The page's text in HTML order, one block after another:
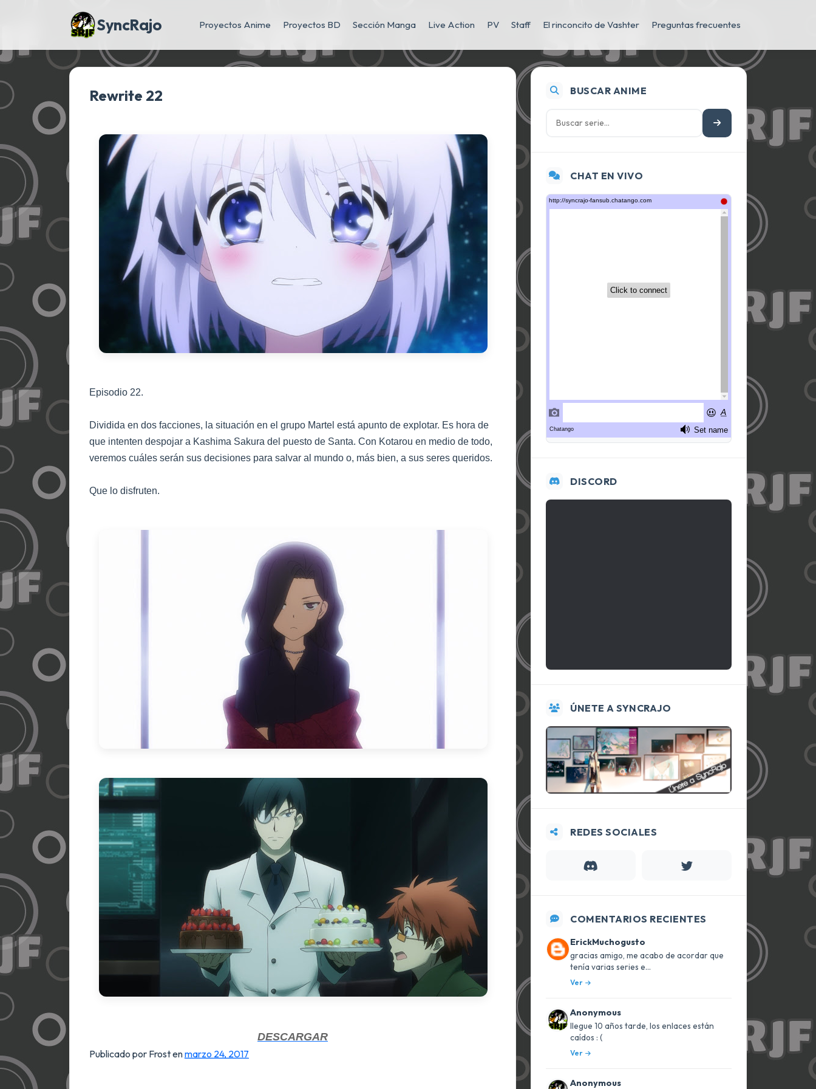
SyncRajo Proyectos Anime Proyectos BD Sección Manga Live Action PV Staff El rinconcito de Vashter Preguntas frecuentes
Rewrite 22
Episodio 22.
Dividida en dos facciones, a situación en el grupo Martel está apunto de explotar. Es hora de
que intenten despojar a Kashima Sakura del puesto de Santa. Con Kotarou en medio de todo,
veremos cuáles serán sus decisiones para salvar al mundo o, más bien, a sus seres queridos.
Que lo disfruten.
DESCARGAR
Publicado por Frostenmarzo 24, 2017
BUSCAR ANIME
CHAT EN VIVO
DISCORD
ÚNETE A SYNCRAJO
REDES SOCIALES
COMENTARIOS RECIENTES
ErickMuchogusto
gracias amigo, me acabo de acordar que
tenía varias series e...
Ver
Anonymous
llegue 10 años tarde, los enlaces están
caídos : (
Ver
Anonymous